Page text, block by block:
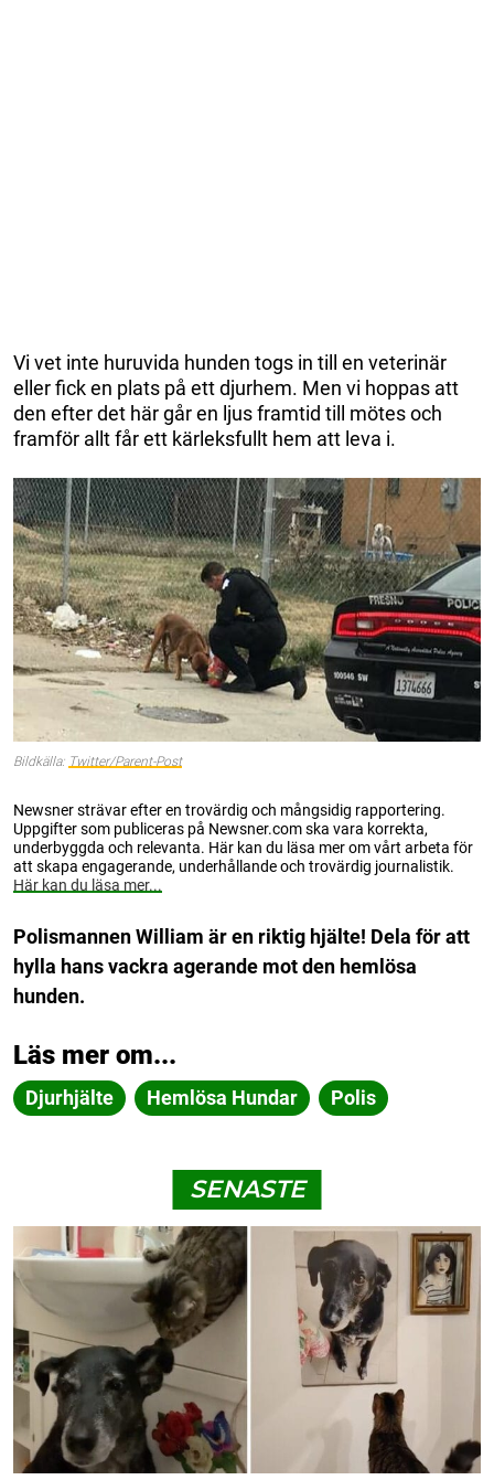
Vi vet inte huruvida hunden togs in till en veterinär
eller fick en plats på ett djurhem. Men vi hoppas att
den efter det här går en ljus framtid till mötes och
framför allt får ett kärleksfullt hem att leva i.
Bildkälla: Twitter/Parent-Post
Newsner strävar efter en trovärdig och mångsidig rapportering.
Uppgifter som publiceras på Newsner.com ska vara korrekta,
underbyggda och relevanta. Här kan du läsa mer om vårt arbeta för
att skapa engagerande, underhållande och trovärdig journalistik.
Här kan du läsa mer...
Polismannen William är en riktig hjälte! Dela för att
hylla hans vackra agerande mot den hemlösa
hunden.
Läs mer om...
Djurhjälte Hemlösa Hundar Polis
SENASTE